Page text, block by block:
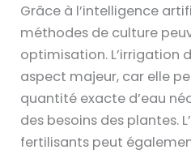
Grâce à l’intelligence
méthodes de culture
optimisation. L’irrigation
aspect majeur, car elle
quantité exacte d’eau
des besoins des plantes.
fertilisants peut